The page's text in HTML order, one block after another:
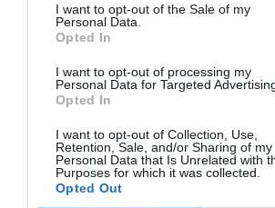
I want to opt-out of the Sale of my
Personal Data.
Opted In
I want to opt-out of processing my
Personal Data for Targeted
Opted In
I want to opt-out of Collection, Use,
Retention, Sale, and/or Sharing of my
Personal Data that Is Unrelated with
Purposes for which it was collected.
Opted Out
Isabel Pantoja pierde dos
Hacienda por 700.000 euros...
sigue
Eulogio López
El IBEX 35 cerró la
miércoles en los
un nuevo récord
Eulogio López